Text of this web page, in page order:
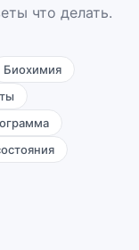
что делать.
Биохимия